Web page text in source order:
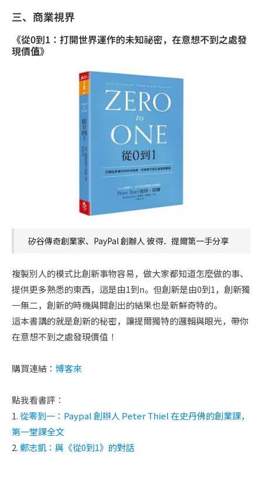
三、商業視界
《從0到1：打開世界運作的未知祕密，在意想不到之處發
現價值》
矽谷傳奇創業家、PayPal 創辦人 彼得．提爾第一手分享
複製別人的模式比創新事物容易，做大家都知道怎麼做的事、
提供更多熟悉的東西，這是由1到n。但創新是由0到1，創新獨
一無二，創新的時機與開創出的結果也是新鮮奇特的。
這本書講的就是創新的秘密，讓提爾獨特的邏輯與眼光，帶你
在意想不到之處發現價值！
購買連結： 博客來
點我看書評：
1.從零到一：Paypal 創辦人 Peter Thiel 在史丹佛的創業課，
第一堂課全文
2.鄭志凱：與《從0到1》的對話